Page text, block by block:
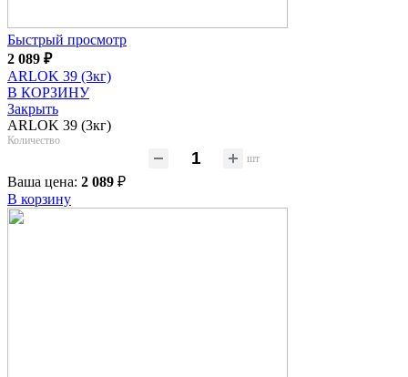
Быстрый просмотр
2 089 ₽
ARLOK 39 (3кг)
В КОРЗИНУ
Закрыть
ARLOK 39 (3кг)
Количество
шт
Ваша цена: 2 089 ₽
В корзину